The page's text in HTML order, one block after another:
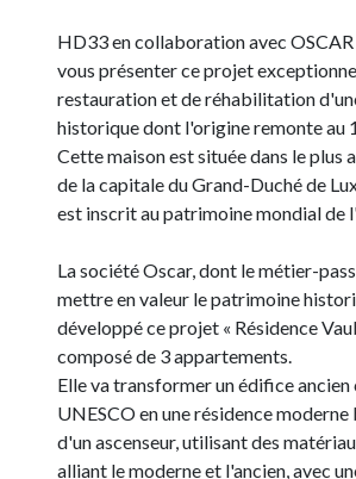
HD33 en collaboration avec
vous présenter ce projet
restauration et de réhabilitation
historique dont l'origine remonte au
Cette maison est située dans le plus
de la capitale du Grand-Duché de
est inscrit au patrimoine mondial de
La société Oscar, dont le métier-
mettre en valeur le patrimoine
développé ce projet « Résidence
composé de 3 appartements.
Elle va transformer un édifice ancien
UNESCO en une résidence
d'un ascenseur, utilisant des
alliant le moderne et l'ancien, avec